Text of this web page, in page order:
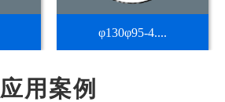
φ130φ95-4....
应用案例